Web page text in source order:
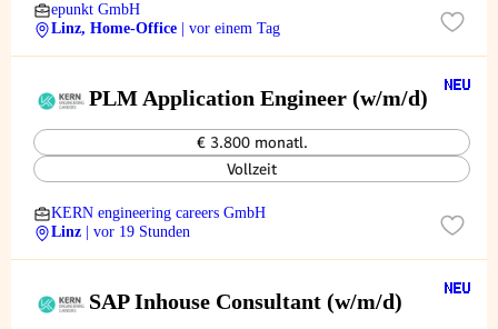
epunkt GmbH
Linz, Home-Office
| vor einem Tag
PLM Application Engineer (w/m/d)
€ 3.800 monatl.
Vollzeit
KERN engineering careers GmbH
Linz
| vor 19 Stunden
SAP Inhouse Consultant (w/m/d)